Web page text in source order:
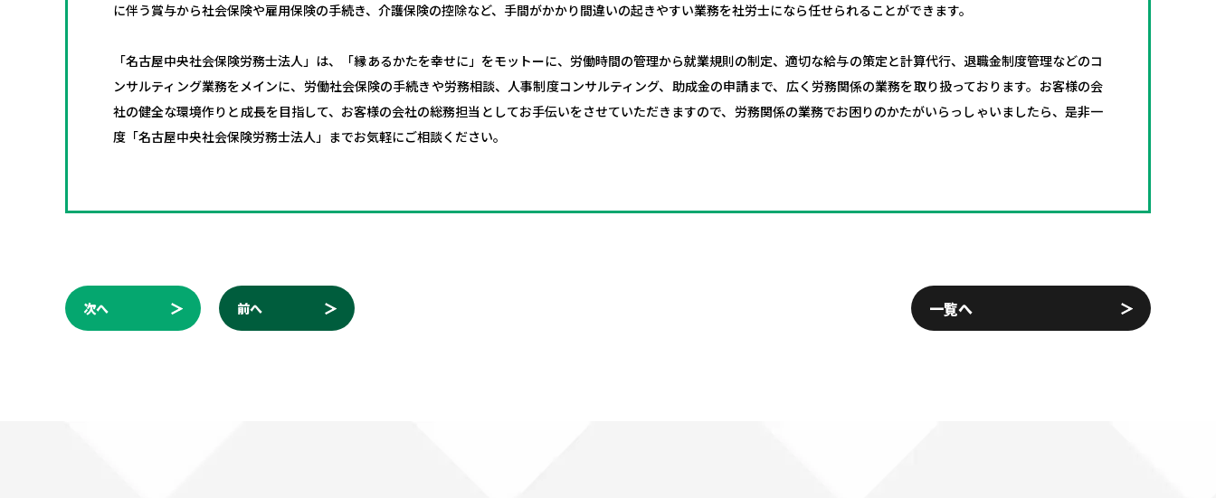
に伴う賞与から社会保険や雇用保険の手続き、介護保険の控除など、手間がかかり間違いの起きやすい業務を社労士になら任せられることができます。
「名古屋中央社会保険労務士法人」は、「縁あるかたを幸せに」をモットーに、労働時間の管理から就業規則の制定、適切な給与の策定と計算代行、退職金制度管理などのコ
ンサルティング業務をメインに、労働社会保険の手続きや労務相談、人事制度コンサルティング、助成金の申請まで、広く労務関係の業務を取り扱っております。お客様の会
社の健全な環境作りと成長を目指して、お客様の会社の総務担当としてお手伝いをさせていただきますので、労務関係の業務でお困りのかたがいらっしゃいましたら、是非一
度「名古屋中央社会保険労務士法人」までお気軽にご相談ください。
次へ 前へ 一覧へ